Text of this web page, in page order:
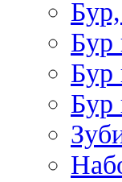
Бур
Бур
Бур